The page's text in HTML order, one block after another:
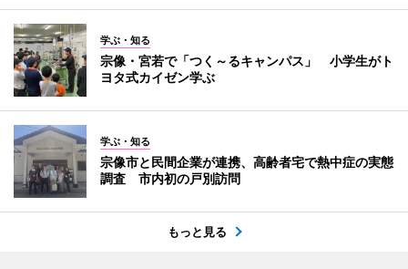
学ぶ・知る
宗像・宮若で「つく～るキャンパス」 小学生がト
ヨタ式カイゼン学ぶ
学ぶ・知る
宗像市と民間企業が連携、高齢者宅で熱中症の実態
調査 市内初の戸別訪問
もっと見る